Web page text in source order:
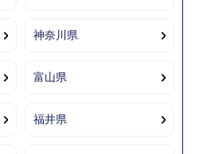
神奈川県
富山県
福井県